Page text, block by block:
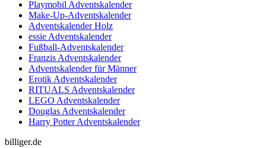
Playmobil Adventskalender
Make-Up-Adventskalender
Adventskalender Holz
essie Adventskalender
Fußball-Adventskalender
Franzis Adventskalender
Adventskalender für Männer
Erotik Adventskalender
RITUALS Adventskalender
LEGO Adventskalender
Douglas Adventskalender
Harry Potter Adventskalender
billiger.de